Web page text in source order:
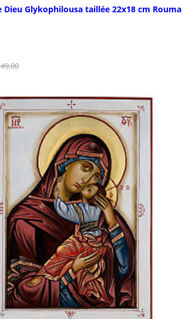
Dieu Glykophilousa taillée 22x18 cm